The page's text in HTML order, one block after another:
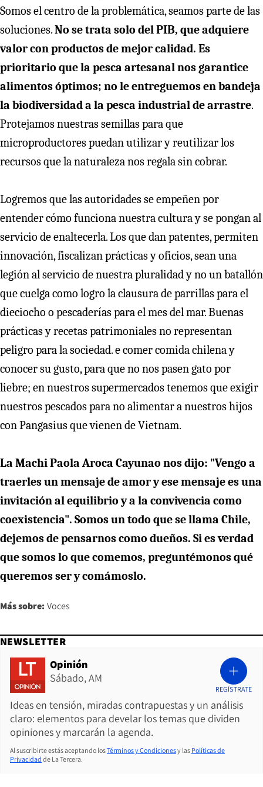
Somos el centro de la problemática, seamos parte de las
soluciones.No se trata solo del PIB, que adquiere
valor con productos de mejor calidad. Es
prioritario que la pesca artesanal nos garantice
alimentos óptimos; no le entreguemos en bandeja
la biodiversidad a la pesca industrial de arrastre.
Protejamos nuestras semillas para que
microproductores puedan utilizar y reutilizar los
recursos que la naturaleza nos regala sin cobrar.
Logremos que las autoridades se empeñen por
entender cómo funciona nuestra cultura y se pongan al
servicio de enaltecerla. Los que dan patentes, permiten
innovación, fiscalizan prácticas y oficios, sean una
legión al servicio de nuestra pluralidad y no un batallón
que cuelga como logro la clausura de parrillas para el
dieciocho o pescaderías para el mes del mar. Buenas
prácticas y recetas patrimoniales no representan
peligro para la sociedad. e comer comida chilena y
conocer su gusto, para que no nos pasen gato por
liebre; en nuestros supermercados tenemos que exigir
nuestros pescados para no alimentar a nuestros hijos
con Pangasius que vienen de Vietnam.
La Machi Paola Aroca Cayunao nos dijo: "Vengo a
traerles un mensaje de amor y ese mensaje es una
invitación al equilibrio y a la convivencia como
coexistencia". Somos un todo que se llama Chile,
dejemos de pensarnos como dueños. Si es verdad
que somos lo que comemos, preguntémonos qué
queremos ser y comámoslo.
Más sobre: Voces
NEWSLETTER
Opinión
Sábado, AM
Ideas en tensión, miradas contrapuestas y un análisis
claro: elementos para develar los temas que dividen
opiniones y marcarán la agenda.
REGÍSTRATE
Al suscribirte estás aceptando losTérminos y Condicionesy las Políticas de
Privacidad de La Tercera.